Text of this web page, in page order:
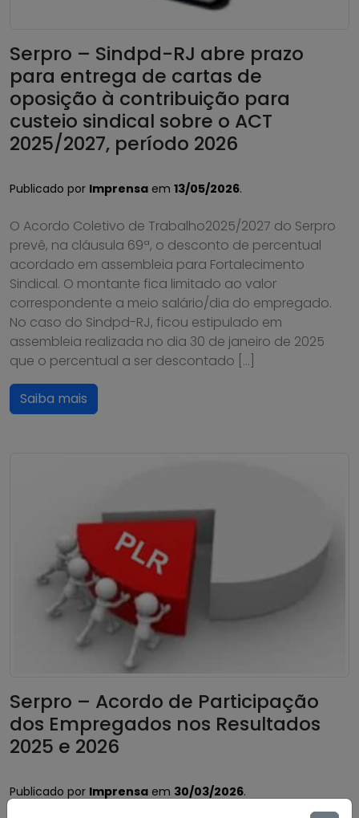
Serpro – Sindpd-RJ abre prazo
para entrega de cartas de
oposição à contribuição para
custeio sindical sobre o ACT
2025/2027, período 2026
Publicado por Imprensa em 13/05/2026.
O Acordo Coletivo de Trabalho2025/2027 do Serpro
prevê, na cláusula 69ª, o desconto de percentual
acordado em assembleia para Fortalecimento
Sindical. O montante fica limitado ao valor
correspondente a meio salário/dia do empregado.
No caso do Sindpd-RJ, ficou estipulado em
assembleia realizada no dia 30 de janeiro de 2025
que o percentual a ser descontado […]
Saiba mais
Serpro – Acordo de Participação
dos Empregados nos Resultados
2025 e 2026
Publicado por Imprensa em 30/03/2026.